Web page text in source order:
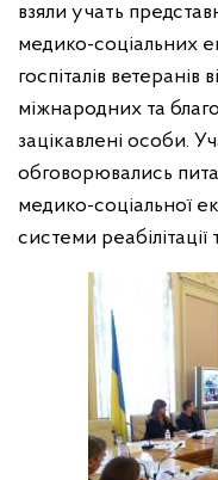
взяли учать
медико-соціальних
госпіталів ветеранів
міжнародних та
зацікавлені особи.
обговорювались
медико-соціальної
системи